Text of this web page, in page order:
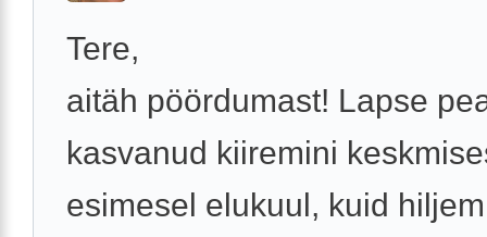
Tere,
aitäh pöördumast! Lapse
kasvanud kiiremini
esimesel elukuul, kuid